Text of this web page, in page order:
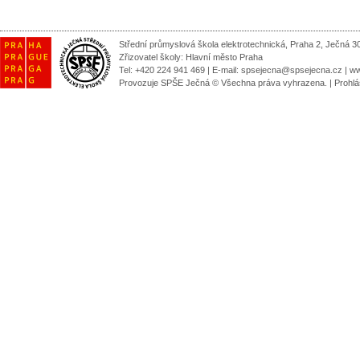
Střední průmyslová škola elektrotechnická, Praha 2, Ječná
Zřizovatel školy: Hlavní město Praha
Tel: +420 224 941 469 | E-mail: spsejecna@spsejecna.cz |
Provozuje SPŠE Ječná © Všechna práva vyhrazena. |